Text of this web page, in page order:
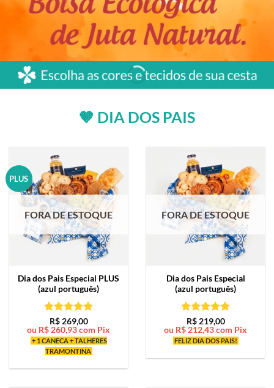
🤎 DIA DOS PAIS
PLUS
FORA DE ESTOQUE
Dia dos Pais Especial PLUS
(azul português)
Avaliação5
de 5
R$269,00
ou R$260,93com Pix
+ 1 CANECA + TALHERES
TRAMONTINA
FORA DE ESTOQUE
Dia dos Pais Especial
(azul português)
Avaliação5
de 5
R$219,00
ou R$212,43com Pix
FELIZ DIA DOS PAIS!